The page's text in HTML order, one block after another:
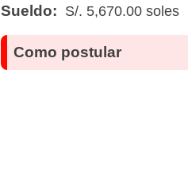
Sueldo: S/. 5,670.00 soles
Como postular